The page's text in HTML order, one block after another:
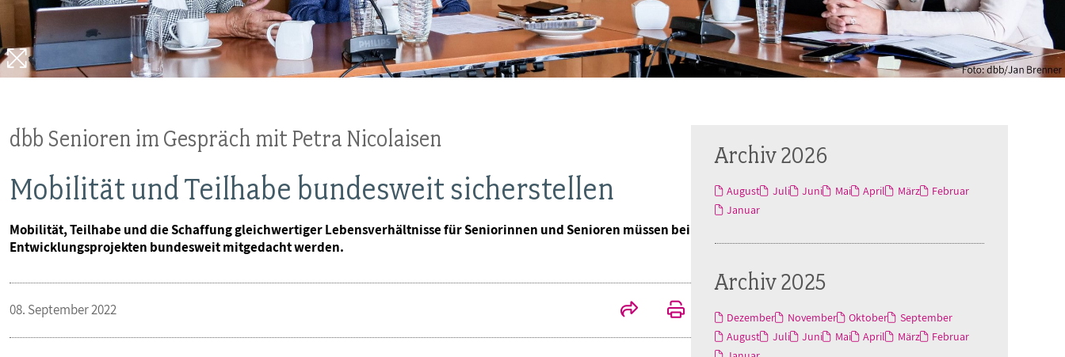
BAGSO
dbb Senioren im Gespräch mit Petra Nicolaisen
Mobilität und Teilhabe bundesweit sicherstellen
Mobilität, Teilhabe und die Schaffung gleichwertiger Lebensverhältnisse für Seniorinnen und Senioren müssen bei
Entwicklungsprojekten bundesweit mitgedacht werden.
08. September 2022
Archiv 2026
August Juli Juni Mai April März
Februar
Januar
Archiv 2025
Dezember November Oktober
September
August
Juli Juni Mai April März
Februar